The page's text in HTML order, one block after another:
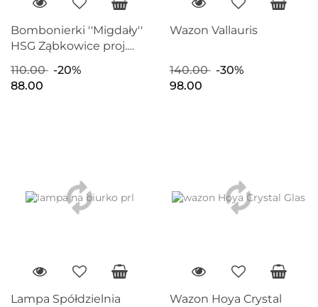
Bombonierki ''Migdały''
HSG Ząbkowice proj.
110.00
-20%
88.00
Wazon Vallauris
140.00
-30%
98.00
Lampa Spółdzielnia
Wazon Hoya Crystal